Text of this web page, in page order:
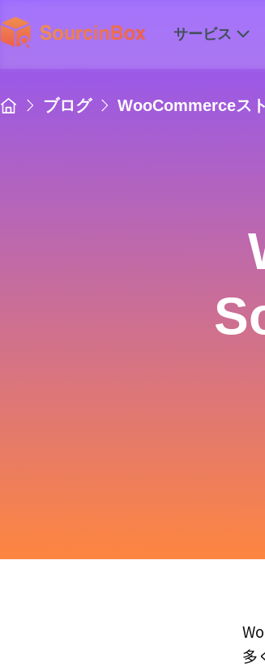
サービス
ブログ WooCommerceス
多